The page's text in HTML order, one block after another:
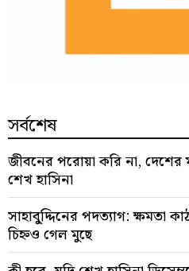
সর্বশেষ
জীবনের পরোয়া করি না,
শেখ হাসিনা
সাহাবু্দ্দিনের পদত্যাগ: ক্ষমতা
চিহ্নও গেল মুছে